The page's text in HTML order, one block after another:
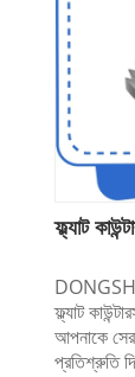
ফ্ল্যাট
ফ্ল্যাট
আপনাকে
প্রতিশ্রুতি